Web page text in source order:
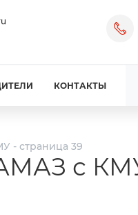
КОНТАКТЫ
- страница 39
с